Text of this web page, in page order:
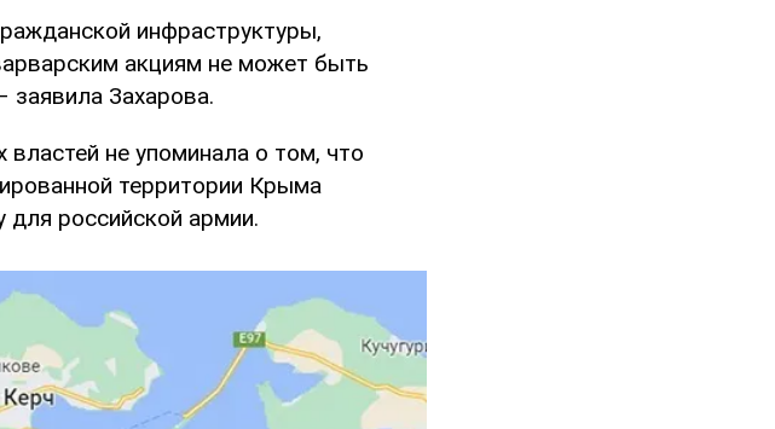
инфраструктуры,
акциям не может быть
заявила Захарова.
не упоминала о том, что
территории Крыма
для российской армии.